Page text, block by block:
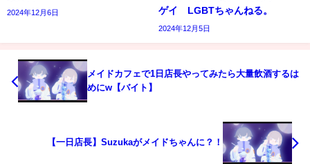
2024年12月6日
ゲイ LGBTちゃんねる。
2024年12月5日
メイドカフェで1日店長やってみたら大量飲酒するは
めにw【バイト】
【一日店長】Suzukaがメイドちゃんに？！